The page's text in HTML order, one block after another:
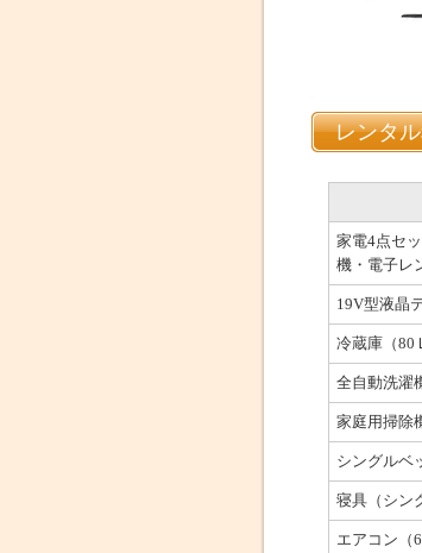
レンタ
家電4点セ
機・電子レ
19V型液晶
冷蔵庫（80
全自動洗濯
家庭用掃除
シングルベ
寝具（シン
エアコン（6